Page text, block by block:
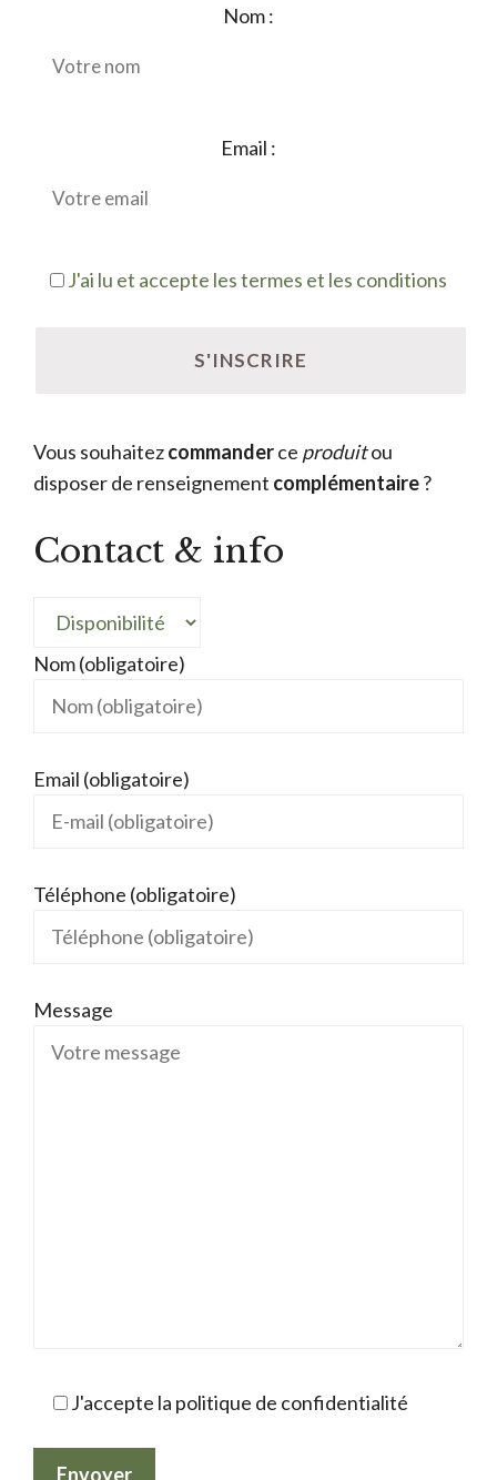
Nom :
Email :
J'ai lu et accepte les termes et les conditions
Vous souhaitezcommanderce produitou
disposer de renseignement complémentaire?
Contact & info
Nom (obligatoire)
Email (obligatoire)
Téléphone (obligatoire)
Message
J'accepte la politique de confidentialité